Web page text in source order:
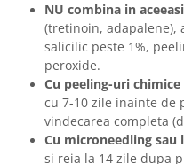
NU combina in
(tretinoin, adapalene),
salicilic peste 1%,
peroxide.
Cu peeling-uri
cu 7-10 zile inainte de
vindecarea completa
Cu microneedling sau
si reia la 14 zile dupa